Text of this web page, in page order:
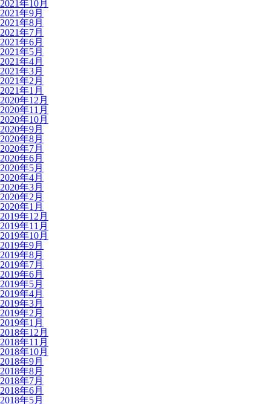
2021年10月
2021年9月
2021年8月
2021年7月
2021年6月
2021年5月
2021年4月
2021年3月
2021年2月
2021年1月
2020年12月
2020年11月
2020年10月
2020年9月
2020年8月
2020年7月
2020年6月
2020年5月
2020年4月
2020年3月
2020年2月
2020年1月
2019年12月
2019年11月
2019年10月
2019年9月
2019年8月
2019年7月
2019年6月
2019年5月
2019年4月
2019年3月
2019年2月
2019年1月
2018年12月
2018年11月
2018年10月
2018年9月
2018年8月
2018年7月
2018年6月
2018年5月